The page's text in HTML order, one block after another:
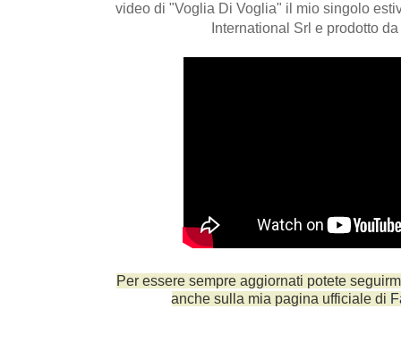
video di "Voglia Di Voglia" il mio singolo
International Srl e prodotto
Per essere sempre aggiornati potete
anche sulla mia pagina ufficiale di